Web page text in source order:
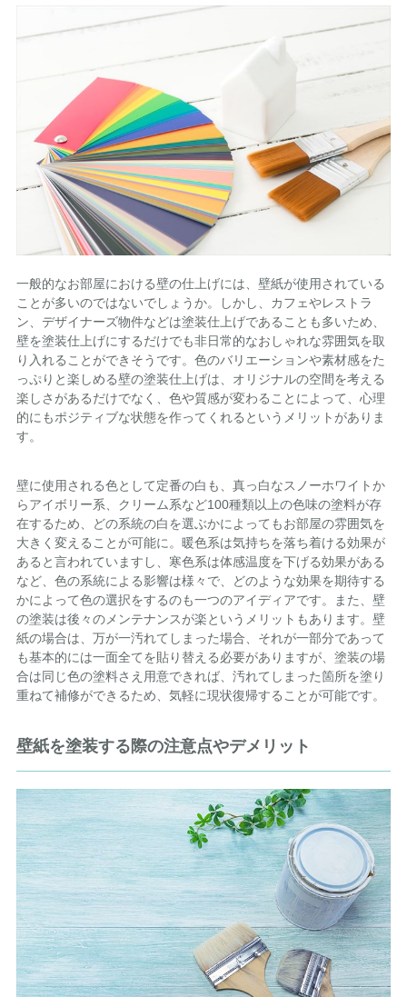
一般的なお部屋における壁の仕上げには、壁紙が使用されている
ことが多いのではないでしょうか。しかし、カフェやレストラ
ン、デザイナーズ物件などは塗装仕上げであることも多いため、
壁を塗装仕上げにするだけでも非日常的なおしゃれな雰囲気を取
り入れることができそうです。色のバリエーションや素材感をた
っぷりと楽しめる壁の塗装仕上げは、オリジナルの空間を考える
楽しさがあるだけでなく、色や質感が変わることによって、心理
的にもポジティブな状態を作ってくれるというメリットがありま
す。
壁に使用される色として定番の白も、真っ白なスノーホワイトか
らアイボリー系、クリーム系など100種類以上の色味の塗料が存
在するため、どの系統の白を選ぶかによってもお部屋の雰囲気を
大きく変えることが可能に。暖色系は気持ちを落ち着ける効果が
あると言われていますし、寒色系は体感温度を下げる効果がある
など、色の系統による影響は様々で、どのような効果を期待する
かによって色の選択をするのも一つのアイディアです。また、壁
の塗装は後々のメンテナンスが楽というメリットもあります。壁
紙の場合は、万が一汚れてしまった場合、それが一部分であって
も基本的には一面全てを貼り替える必要がありますが、塗装の場
合は同じ色の塗料さえ用意できれば、汚れてしまった箇所を塗り
重ねて補修ができるため、気軽に現状復帰することが可能です。
壁紙を塗装する際の注意点やデメリット